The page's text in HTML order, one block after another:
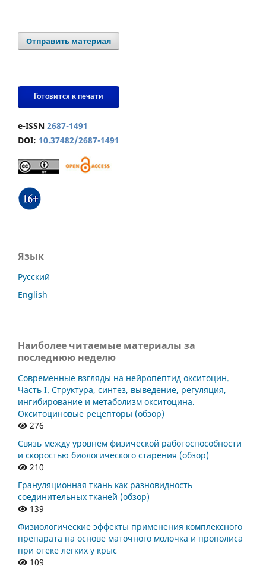
Отправить материал
Готовится к печати
e-ISSN 2687-1491
DOI: 10.37482/2687-1491
Язык
Русский
English
Наиболее читаемые материалы за
последнюю неделю
Современные взгляды на нейропептид окситоцин.
Часть I. Структура, синтез, выведение, регуляция,
ингибирование и метаболизм окситоцина.
Окситоциновые рецепторы (обзор)
276
Связь между уровнем физической работоспособности
и скоростью биологического старения (обзор)
210
Грануляционная ткань как разновидность
соединительных тканей (обзор)
139
Физиологические эффекты применения комплексного
препарата на основе маточного молочка и прополиса
при отеке легких у крыс
109